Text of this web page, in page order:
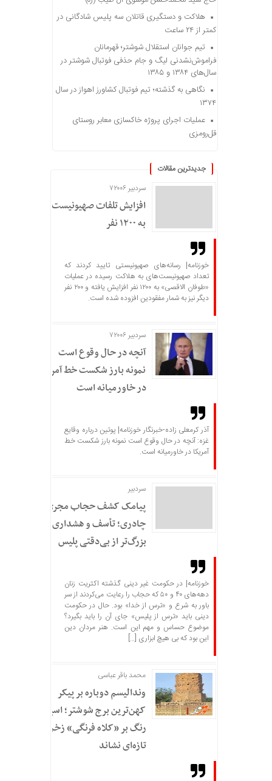
هلاکت و دستگیری قاتلان سه پلیس شادگانی در
کمتر از ۲۴ ساعت
تیم جوانان استقلال شوشتر؛ قهرمانان
فراموش‌نشدنی لیگ و جام حذفی فوتبال شوشتر در
سال‌های ۱۳۸۴ و ۱۳۸۵
نگاهی به گذشته؛ تیم فوتبال کشاورز اهواز در سال
۱۳۷۴
عملیات اجرای پروژه خاکسازی معابر روستای
قل‌رومزی
جدیدترین مقالات
سردبیر ۷۲۰۰۶
افزایش تلفات صهیونیست‌ها
به ۱۲۰۰ نفر
خوزنامه| رسانه‌های صهیونیستی تایید کردند که
تعداد صهیونیست‌های به هلاکت رسیده در عملیات
«طوفان الاقصی» به ۱۲۰۰ نفر افزایش یافته و ۲۰۰ نفر
دیگر نیز به شمار مفقودین افزوده شده است.
سردبیر ۷۲۰۰۶
آنچه در حال وقوع است
نمونه بارز شکست خط آمریکا
در خاورمیانه است
آذر کرمعلی زاده-خبرنگار خوزنامه| پوتین درباره وقایع
غزه: آنچه در حال وقوع است نمونه بارز شکست خط
آمریکا در خاورمیانه است.
سردبير
پیامک کشف حجاب مجری
چادری؛ تأسف و هشداری
بزرگ‌تر از بی‌دقتی پلیس
خوزنامه| در حکومت غیر دینی گذشته اکثریت زنان
دهه‌های ۴۰ و ۵۰ که حجاب را رعایت می‌کردند از سر
باور به شرع و «ترس از خدا» بود. حال در حکومت
دینی باید «ترس از پلیس» جای آن را باید بگیرد؟
موضوع حساس و مهم این است. هنر مردان دین
این بود که بی هیچ ابزاری […]
محمد باقر عباسی
وندالیسم دوباره بر پیکر
کهن‌ترین برج شوشتر؛ اسپری
رنگ بر «کلاه فرنگی» زخم
تازه‌ای نشاند